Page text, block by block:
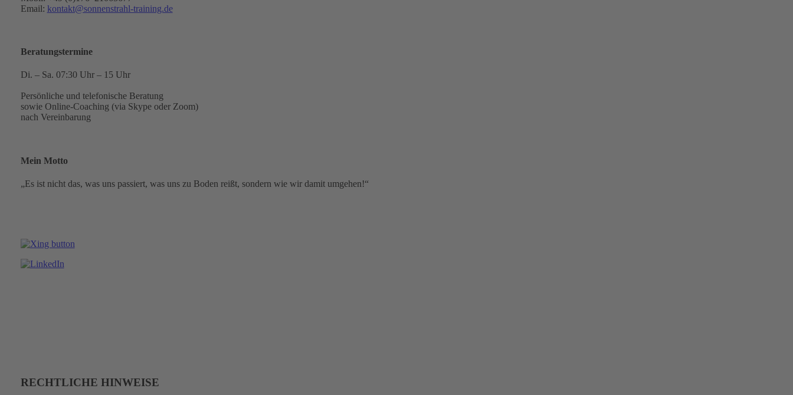
Email: kontakt@sonnenstrahl-training.de
Beratungstermine
Di. – Sa. 07:30 Uhr – 15 Uhr
Persönliche und telefonische Beratung
sowie Online-Coaching (via Skype oder Zoom)
nach Vereinbarung
Mein Motto
„Es ist nicht das, was uns passiert, was uns zu Boden reißt, sondern wie wir damit umgehen!“
RECHTLICHE HINWEISE